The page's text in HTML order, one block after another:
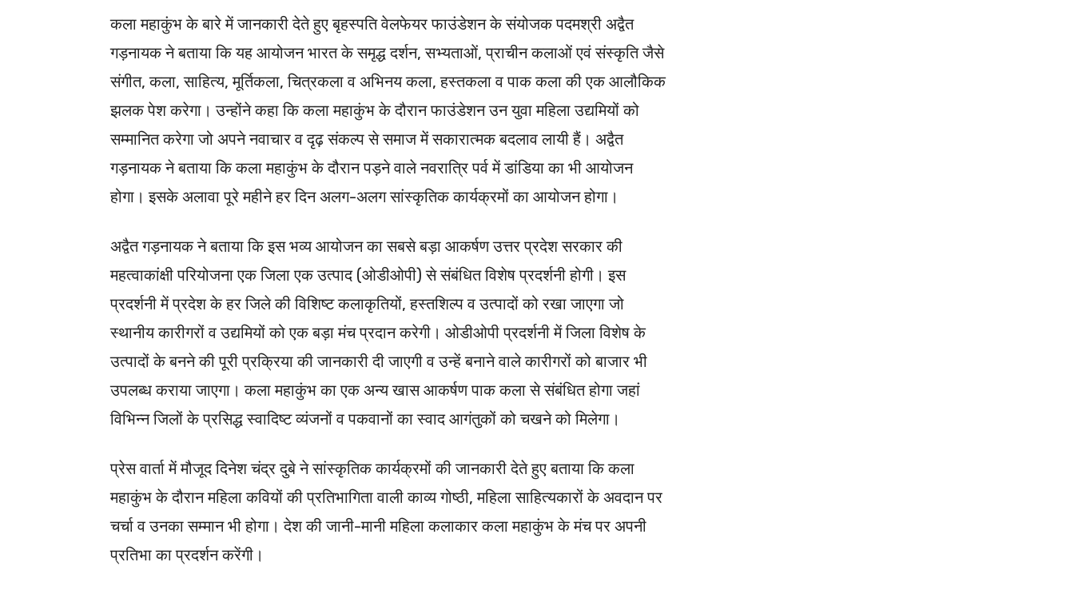
कला महाकुंभ के बारे में जानकारी देते हुए बृहस्पति वेलफेयर फाउंडेशन के संयोजक पदमश्री अद्वैत
गड़नायक ने बताया कि यह आयोजन भारत के समृद्ध दर्शन, सभ्यताओं, प्राचीन कलाओं एवं संस्कृति जैसे
संगीत, कला, साहित्य, मूर्तिकला, चित्रकला व अभिनय कला, हस्तकला व पाक कला की एक आलौकिक
झलक पेश करेगा। उन्होंने कहा कि कला महाकुंभ के दौरान फाउंडेशन उन युवा महिला उद्यमियों को
सम्मानित करेगा जो अपने नवाचार व दृढ़ संकल्प से समाज में सकारात्मक बदलाव लायी हैं। अद्वैत
गड़नायक ने बताया कि कला महाकुंभ के दौरान पड़ने वाले नवरात्रि पर्व में डांडिया का भी आयोजन
होगा। इसके अलावा पूरे महीने हर दिन अलग-अलग सांस्कृतिक कार्यक्रमों का आयोजन होगा।
अद्वैत गड़नायक ने बताया कि इस भव्य आयोजन का सबसे बड़ा आकर्षण उत्तर प्रदेश सरकार की
महत्वाकांक्षी परियोजना एक जिला एक उत्पाद (ओडीओपी) से संबंधित विशेष प्रदर्शनी होगी। इस
प्रदर्शनी में प्रदेश के हर जिले की विशिष्ट कलाकृतियों, हस्तशिल्प व उत्पादों को रखा जाएगा जो
स्थानीय कारीगरों व उद्यमियों को एक बड़ा मंच प्रदान करेगी। ओडीओपी प्रदर्शनी में जिला विशेष के
उत्पादों के बनने की पूरी प्रक्रिया की जानकारी दी जाएगी व उन्हें बनाने वाले कारीगरों को बाजार भी
उपलब्ध कराया जाएगा। कला महाकुंभ का एक अन्य खास आकर्षण पाक कला से संबंधित होगा जहां
विभिन्न जिलों के प्रसिद्ध स्वादिष्ट व्यंजनों व पकवानों का स्वाद आगंतुकों को चखने को मिलेगा।
प्रेस वार्ता में मौजूद दिनेश चंद्र दुबे ने सांस्कृतिक कार्यक्रमों की जानकारी देते हुए बताया कि कला
महाकुंभ के दौरान महिला कवियों की प्रतिभागिता वाली काव्य गोष्ठी, महिला साहित्यकारों के अवदान पर
चर्चा व उनका सम्मान भी होगा। देश की जानी-मानी महिला कलाकार कला महाकुंभ के मंच पर अपनी
प्रतिभा का प्रदर्शन करेंगी।